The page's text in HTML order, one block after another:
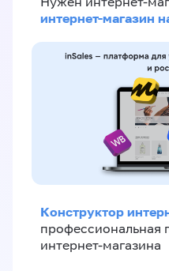
интернет-магазин
Конструктор
профессиональная
интернет-магазина